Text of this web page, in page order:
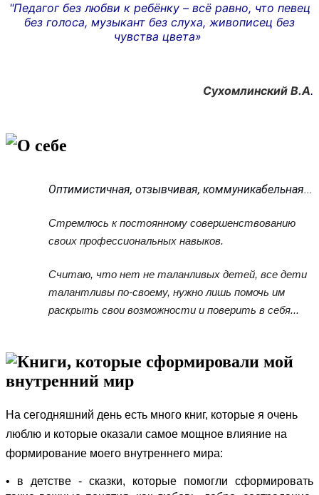
"Педагог без любви к ребёнку – всё равно, что певец
без голоса, музыкант без слуха, живописец без
чувства цвета»
Сухомлинский В.А.
О себе
Оптимистичная, отзывчивая, коммуникабельная...
Стремлюсь к постоянному совершенствованию
своих профессиональных навыков.
Считаю, что нет не таланливых детей, все дети
талантливы по-своему, нужно лишь помочь им
раскрыть свои возможности и поверить в себя...
Книги, которые сформировали мой
внутренний мир
На сегодняшний день есть много книг, которые я очень
люблю и которые оказали самое мощное влияние на
формирование моего внутреннего мира:
• в детстве - сказки, которые помогли сформировать